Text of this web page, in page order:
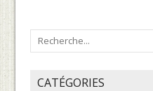
CATÉGORIES